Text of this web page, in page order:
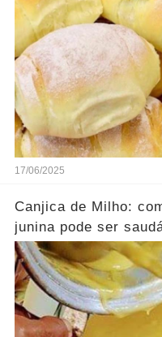
17/06/2025
Canjica de Milho:
junina pode ser